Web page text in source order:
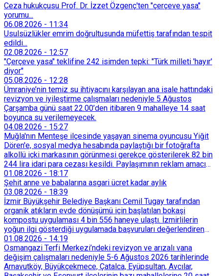
Ceza hukukçusu Prof. Dr. İzzet Özgenç'ten "çerçeve yasa"
yorumu...
06.08.2026 - 11:34
Usulsüzlükler emrim doğrultusunda müfettiş tarafından tespit
edildi...
02.08.2026 - 12:57
"Çerçeve yasa" teklifine 242 isimden tepki: "Türk milleti 'hayır'
diyor"
05.08.2026 - 12:28
Ümraniye’nin temiz su ihtiyacını karşılayan ana isale hattındaki
revizyon ve iyileştirme çalışmaları nedeniyle 5 Ağustos
Çarşamba günü saat 22.00’den itibaren 9 mahalleye 14 saat
boyunca su verilemeyecek.
04.08.2026 - 15:27
Muğla'nın Menteşe ilçesinde yaşayan sinema oyuncusu Yiğit
Dören'e, sosyal medya hesabında paylaştığı bir fotoğrafta
alkollü içki markasının görünmesi gerekçe gösterilerek 82 bin
244 lira idari para cezası kesildi. Paylaşımının reklam amacı
taşımadığını savunan Dören, cezanın iptali için yargıya
başvurdu.
01.08.2026 - 18:17
Şehit anne ve babalarına asgari ücret kadar aylık
03.08.2026 - 18:39
İzmir Büyükşehir Belediye Başkanı Cemil Tugay tarafından
organik atıkların evde dönüşümü için başlatılan bokaşi
kompostu uygulaması 4 bin 556 haneye ulaştı. İzmirlilerin
yoğun ilgi gösterdiği uygulamada başvuruları değerlendiren
Tarımsal Hizmetler Dairesi Başkanlığı, farklı ilçelerde toplam
128 bokaşi kompost eğitimi düzenleyerek İzmirlileri
sürdürülebilir atık yönetimi sistemine dahil etti.
01.08.2026 - 14:19
Osmangazi Terfi Merkezi’ndeki revizyon ve arızalı vana
değişim çalışmaları nedeniyle 5-6 Ağustos 2026 tarihlerinde
Arnavutköy, Büyükçekmece, Çatalca, Eyüpsultan, Avcılar,